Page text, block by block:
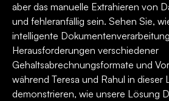
aber das manuelle Extrahieren von
und fehleranfällig sein. Sehen Sie,
intelligente
Herausforderungen verschiedener
Gehaltsabrechnungsformate und
während Teresa und Rahul in dieser
demonstrieren, wie unsere Lösung